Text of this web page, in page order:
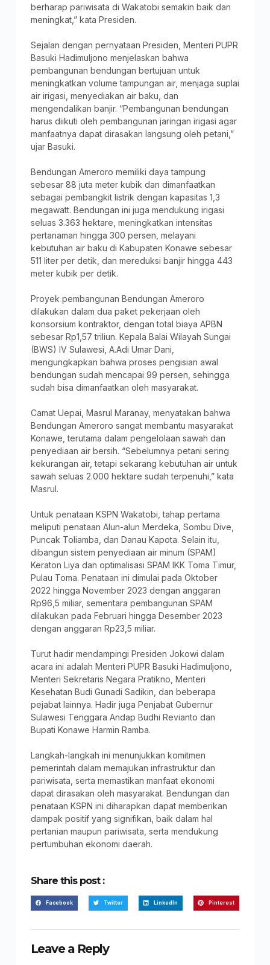
berharap pariwisata di Wakatobi semakin baik dan
meningkat,” kata Presiden.
Sejalan dengan pernyataan Presiden, Menteri PUPR
Basuki Hadimuljono menjelaskan bahwa
pembangunan bendungan bertujuan untuk
meningkatkan volume tampungan air, menjaga suplai
air irigasi, menyediakan air baku, dan
mengendalikan banjir. “Pembangunan bendungan
harus diikuti oleh pembangunan jaringan irigasi agar
manfaatnya dapat dirasakan langsung oleh petani,”
ujar Basuki.
Bendungan Ameroro memiliki daya tampung
sebesar 88 juta meter kubik dan dimanfaatkan
sebagai pembangkit listrik dengan kapasitas 1,3
megawatt. Bendungan ini juga mendukung irigasi
seluas 3.363 hektare, meningkatkan intensitas
pertanaman hingga 300 persen, melayani
kebutuhan air baku di Kabupaten Konawe sebesar
511 liter per detik, dan mereduksi banjir hingga 443
meter kubik per detik.
Proyek pembangunan Bendungan Ameroro
dilakukan dalam dua paket pekerjaan oleh
konsorsium kontraktor, dengan total biaya APBN
sebesar Rp1,57 triliun. Kepala Balai Wilayah Sungai
(BWS) IV Sulawesi, A.Adi Umar Dani,
mengungkapkan bahwa proses pengisian awal
bendungan sudah mencapai 99 persen, sehingga
sudah bisa dimanfaatkan oleh masyarakat.
Camat Uepai, Masrul Maranay, menyatakan bahwa
Bendungan Ameroro sangat membantu masyarakat
Konawe, terutama dalam pengelolaan sawah dan
penyediaan air bersih. “Sebelumnya petani sering
kekurangan air, tetapi sekarang kebutuhan air untuk
sawah seluas 2.000 hektare sudah terpenuhi,” kata
Masrul.
Untuk penataan KSPN Wakatobi, tahap pertama
meliputi penataan Alun-alun Merdeka, Sombu Dive,
Puncak Toliamba, dan Danau Kapota. Selain itu,
dibangun sistem penyediaan air minum (SPAM)
Keraton Liya dan optimalisasi SPAM IKK Toma Timur,
Pulau Toma. Penataan ini dimulai pada Oktober
2022 hingga November 2023 dengan anggaran
Rp96,5 miliar, sementara pembangunan SPAM
dilakukan pada Februari hingga Desember 2023
dengan anggaran Rp23,5 miliar.
Turut hadir mendampingi Presiden Jokowi dalam
acara ini adalah Menteri PUPR Basuki Hadimuljono,
Menteri Sekretaris Negara Pratikno, Menteri
Kesehatan Budi Gunadi Sadikin, dan beberapa
pejabat lainnya. Hadir juga Penjabat Gubernur
Sulawesi Tenggara Andap Budhi Revianto dan
Bupati Konawe Harmin Ramba.
Langkah-langkah ini menunjukkan komitmen
pemerintah dalam memajukan infrastruktur dan
pariwisata, serta memastikan manfaat ekonomi
dapat dirasakan oleh masyarakat. Bendungan dan
penataan KSPN ini diharapkan dapat memberikan
dampak positif yang signifikan, baik dalam hal
pertanian maupun pariwisata, serta mendukung
pertumbuhan ekonomi daerah.
Share this post :
Facebook Twitter LinkedIn Pinterest
Leave a Reply